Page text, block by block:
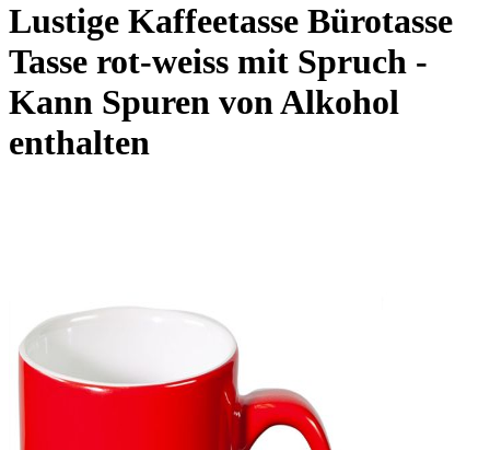
Lustige Kaffeetasse Bürotasse
Tasse rot-weiss mit Spruch -
Kann Spuren von Alkohol
enthalten